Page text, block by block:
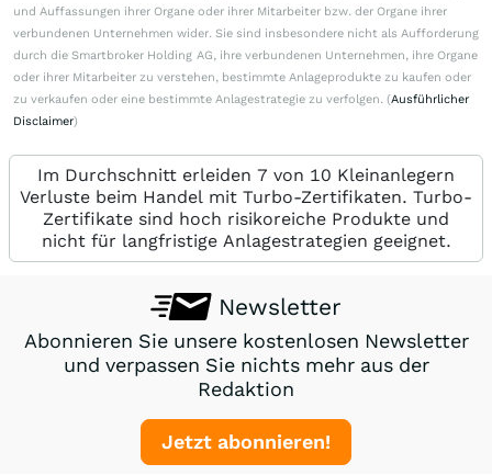
und Auffassungen ihrer Organe oder ihrer Mitarbeiter bzw. der Organe ihrer
verbundenen Unternehmen wider. Sie sind insbesondere nicht als Aufforderung
durch die Smartbroker Holding AG, ihre verbundenen Unternehmen, ihre Organe
oder ihrer Mitarbeiter zu verstehen, bestimmte Anlageprodukte zu kaufen oder
zu verkaufen oder eine bestimmte Anlagestrategie zu verfolgen. (Ausführlicher
Disclaimer)
Im Durchschnitt erleiden 7 von 10 Kleinanlegern
Verluste beim Handel mit Turbo-Zertifikaten. Turbo-
Zertifikate sind hoch risikoreiche Produkte und
nicht für langfristige Anlagestrategien geeignet.
Newsletter
Abonnieren Sie unsere kostenlosen Newsletter
und verpassen Sie nichts mehr aus der
Redaktion
Jetzt abonnieren!